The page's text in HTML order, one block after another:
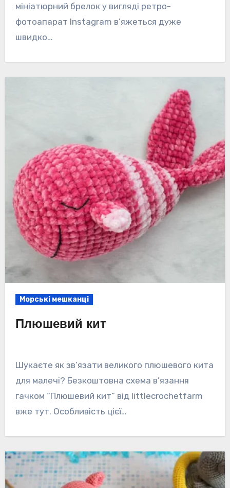
мініатюрний брелок у вигляді ретро-
фотоапарат Instagram в’яжеться дуже
швидко…
Морські мешканці
Плюшевий кит
Шукаєте як зв’язати великого плюшевого кита
для малечі? Безкоштовна схема в’язання
гачком “Плюшевий кит” від littlecrochetfarm
вже тут. Особливість цієї…